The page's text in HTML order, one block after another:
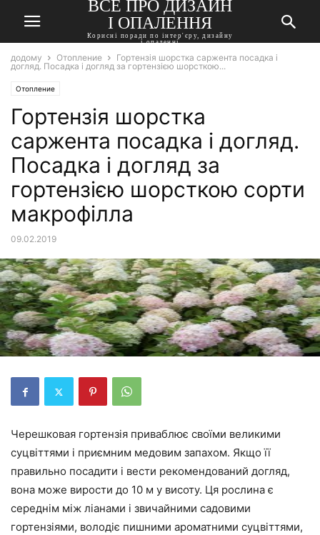
ВСЕ ПРО ДИЗАЙН
І ОПАЛЕННЯ
Корисні поради по інтер'єру, дизайну
і опаленні
додому Отопление
Гортензія шорстка саржента посадка і
догляд. Посадка і догляд за гортензією шорсткою...
Отопление
Гортензія шорстка
саржента посадка і догляд.
Посадка і догляд за
гортензією шорсткою сорти
макрофілла
09.02.2019
Черешковая гортензія приваблює своїми великими
суцвіттями і приємним медовим запахом. Якщо її
правильно посадити і вести рекомендований догляд,
вона може вирости до 10 м у висоту. Ця рослина є
середнім між ліанами і звичайними садовими
гортензіями, володіє пишними ароматними суцвіттями,